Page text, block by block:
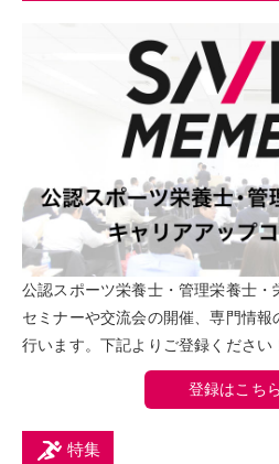
公認スポーツ栄養士・管理栄養士
セミナーや交流会の開催、専門情
行います。下記よりご登録ください
登録はこちら
特集